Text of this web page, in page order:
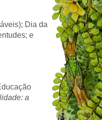
Dia da
e
a